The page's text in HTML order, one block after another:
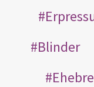
Blinder